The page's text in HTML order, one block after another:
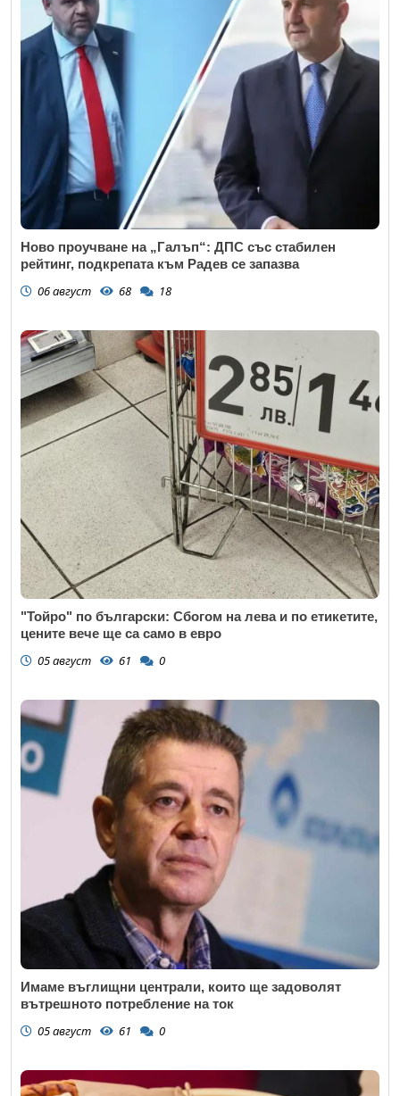
Ново проучване на „Галъп“: ДПС със стабилен
рейтинг, подкрепата към Радев се запазва
06 август 68 18
"Тойро" по български: Сбогом на лева и по етикетите,
цените вече ще са само в евро
05 август 61 0
Имаме въглищни централи, които ще задоволят
вътрешното потребление на ток
05 август 61 0